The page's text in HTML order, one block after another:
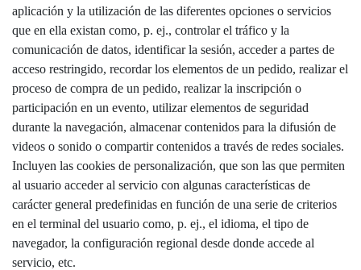
aplicación y la utilización de las diferentes opciones o servicios
que en ella existan como, p. ej., controlar el tráfico y la
comunicación de datos, identificar la sesión, acceder a partes de
acceso restringido, recordar los elementos de un pedido, realizar el
proceso de compra de un pedido, realizar la inscripción o
participación en un evento, utilizar elementos de seguridad
durante la navegación, almacenar contenidos para la difusión de
videos o sonido o compartir contenidos a través de redes sociales.
Incluyen las cookies de personalización, que son las que permiten
al usuario acceder al servicio con algunas características de
carácter general predefinidas en función de una serie de criterios
en el terminal del usuario como, p. ej., el idioma, el tipo de
navegador, la configuración regional desde donde accede al
servicio, etc.